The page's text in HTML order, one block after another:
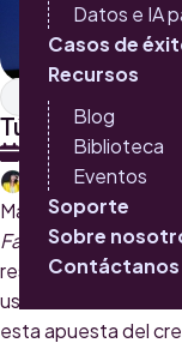
Datos e IA
Casos de
Recursos
Blog
Biblioteca
Eventos
Soporte
Sobre
Contáctanos
Inbound Marketing
Tú preguntas,
16 DE ABRIL 2015
CATALINA MONTOYA
Mark Zuckerberg
Facebookque
responder todas
usuarios de
esta apuesta del